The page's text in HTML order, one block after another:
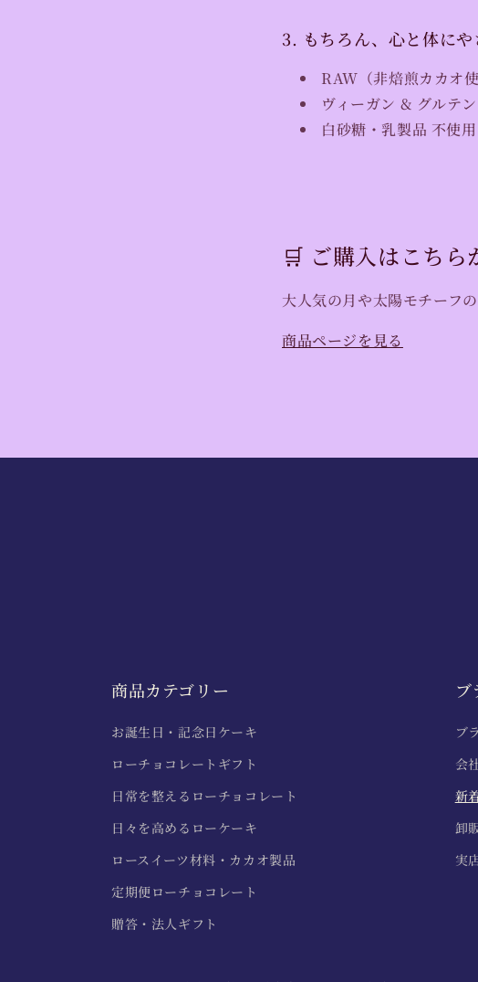
3. もちろん、心と体にや
RAW（非焙煎カカオ使
ヴィーガン & グルテ
白砂糖・乳製品 不使用
🛒 ご購入はこちら
大人気の月や太陽モチーフ
商品ページを見る
商品カテゴリー
お誕生日・記念日ケーキ
ローチョコレートギフト
日常を整えるローチョコレート
日々を高めるローケーキ
ロースイーツ材料・カカオ製品
定期便ローチョコレート
贈答・法人ギフト
ブ
ブ
会
新
卸
実